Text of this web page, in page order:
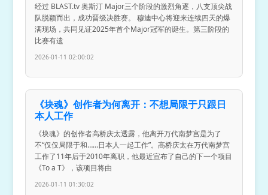
经过 BLAST.tv 奥斯汀 Major三个阶段的激烈角逐，八支顶尖战
队脱颖而出，成功晋级决胜赛。 穆迪中心将迎来连续四天的爆
满现场，共同见证2025年首个Major冠军的诞生。第三阶段的
比赛有遗
2026-01-11 02:00:02
《块魂》创作者为何离开：不想局限于只跟日
本人工作
《块魂》的创作者高桥庆太透露，他离开万代南梦宫是为了
不“仅仅局限于和……日本人一起工作”。高桥庆太在万代南梦宫
工作了11年后于2010年离职，他最近宣布了自己的下一个项目
《To a T》，该项目将由
2026-01-11 01:30:02